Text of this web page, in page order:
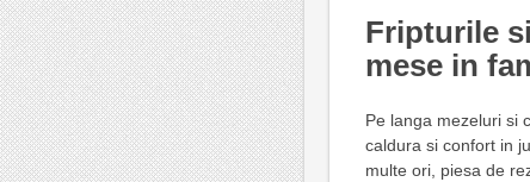
Fripturile
mese in
Pe langa mezeluri si
caldura si confort in
multe ori, piesa de